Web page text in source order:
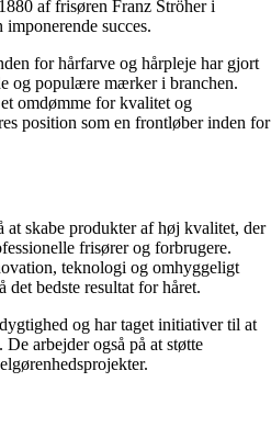
af frisøren Franz Ströher i
succes.
for hårfarve og hårpleje har gjort
og populære mærker i branchen.
omdømme for kvalitet og
position som en frontløber inden for
at skabe produkter af høj kvalitet, der
frisører og forbrugere.
teknologi og omhyggeligt
det bedste resultat for håret.
og har taget initiativer til at
arbejder også på at støtte